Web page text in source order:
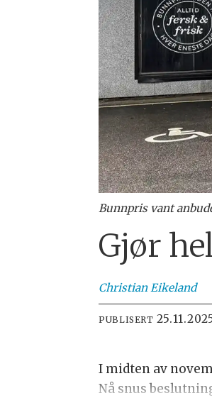
Bunnpris vant
Gjør
Christian Eikeland
PUBLISERT
I midten av
Nå snus